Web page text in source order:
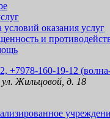
условий оказания услуг
и
+7978-160-19-12
Жильцовой, д. 18